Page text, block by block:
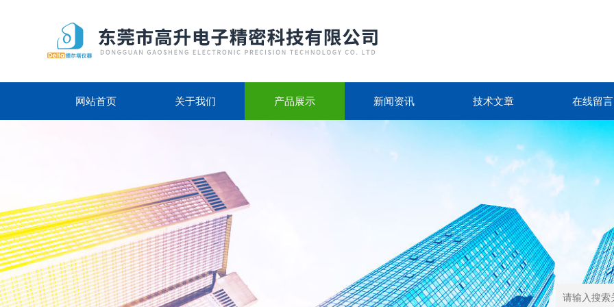
网站首页 关于我们 产品展示 新闻资讯 技术文章 在线留言